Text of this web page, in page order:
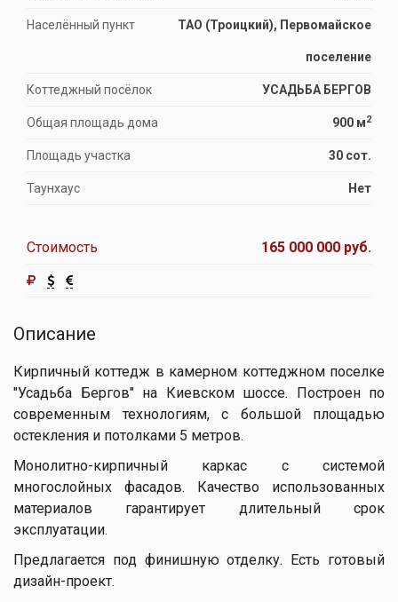
Населённый пункт ТАО (Троицкий), Первомайское
поселение
Коттеджный посёлок УСАДЬБА БЕРГОВ
Общая площадь дома 900 м2
Площадь участка 30 сот.
Таунхаус Нет
Стоимость 165 000 000 руб.
Описание
Кирпичный коттедж в камерном коттеджном поселке
"Усадьба Бергов" на Киевском шоссе. Построен по
современным технологиям, с большой площадью
остекления и потолками 5 метров.
Монолитно-кирпичный каркас с системой
многослойных фасадов. Качество использованных
материалов гарантирует длительный срок
эксплуатации.
Предлагается под финишную отделку. Есть готовый
дизайн-проект.